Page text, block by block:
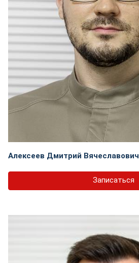
Алексеев Дмитрий Вячеславович
Записаться